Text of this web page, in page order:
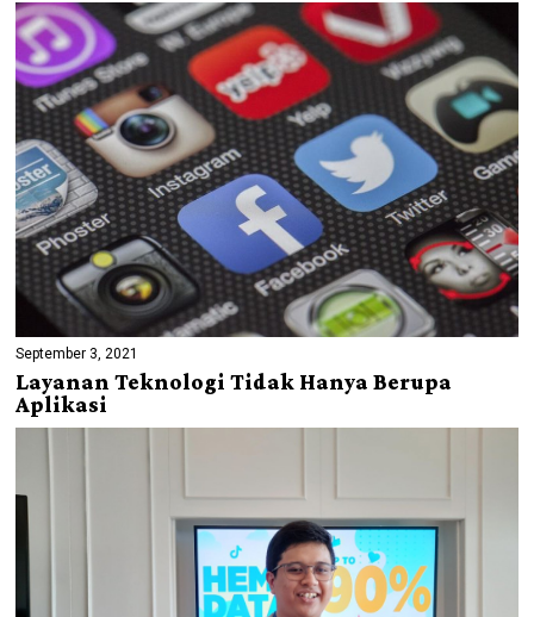
September 3, 2021
Layanan Teknologi Tidak Hanya Berupa
Aplikasi